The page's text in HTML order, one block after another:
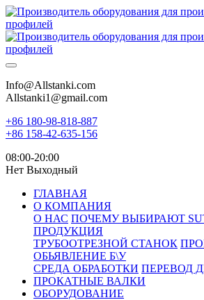
Info@Allstanki.com
Allstanki1@gmail.com
+86 180-98-818-887
+86 158-42-635-156
08:00-20:00
Нет Выходный
ГЛАВНАЯ
О КОМПАНИЯ
О НАС ПОЧЕМУ ВЫБИРАЮТ
ПРОДУКЦИЯ
ТРУБООТРЕЗНОЙ СТАНОК
ОБЬЯВЛЕНИЕ Б\У
СРЕДА ОБРАБОТКИ ПЕРЕВОД
ПРОКАТНЫЕ ВАЛКИ
ОБОРУДОВАНИЕ